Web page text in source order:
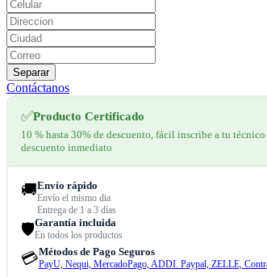
Separar
Contáctanos
✅Producto Certificado
10 % hasta 30% de descuento, fácil inscribe a tu
descuento inmediato
🚚Envío rápido
Envío el mismo dia
Entrega de 1 a 3 días
🛡️Garantía incluida
En todos los productos
💳Métodos de Pago Seguros
PayU, Nequi, MercadoPago, ADDI. Paypal, ZELLE,